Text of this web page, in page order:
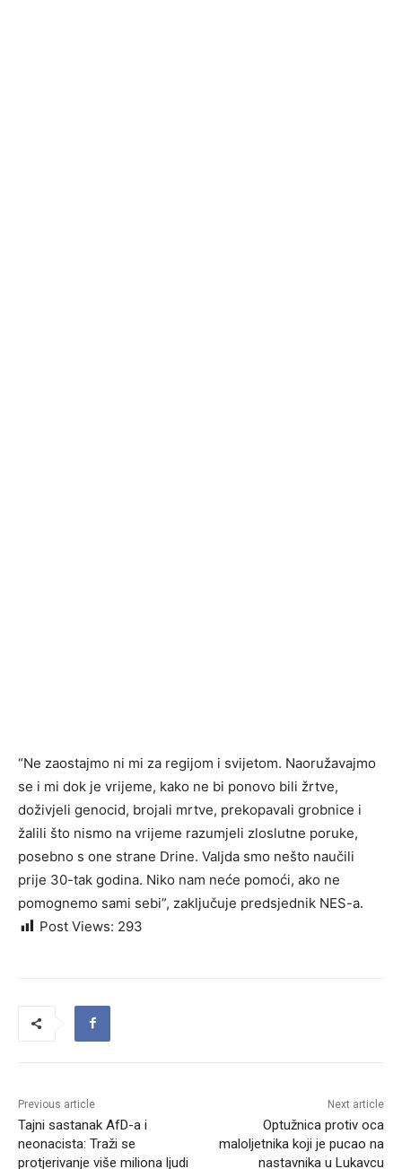
“Ne zaostajmo ni mi za regijom i svijetom. Naoružavajmo
se i mi dok je vrijeme, kako ne bi ponovo bili žrtve,
doživjeli genocid, brojali mrtve, prekopavali grobnice i
žalili što nismo na vrijeme razumjeli zloslutne poruke,
posebno s one strane Drine. Valjda smo nešto naučili
prije 30-tak godina. Niko nam neće pomoći, ako ne
pomognemo sami sebi”, zaključuje predsjednik NES-a.
Post Views: 293
Previous article
Tajni sastanak AfD-a i
neonacista: Traži se
protjerivanje više miliona ljudi
Next article
Optužnica protiv oca
maloljetnika koji je pucao na
nastavnika u Lukavcu